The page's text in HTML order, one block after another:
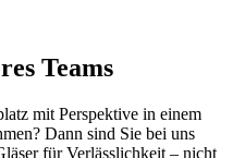
Teams
mit Perspektive in einem
Dann sind Sie bei uns
für Verlässlichkeit – nicht